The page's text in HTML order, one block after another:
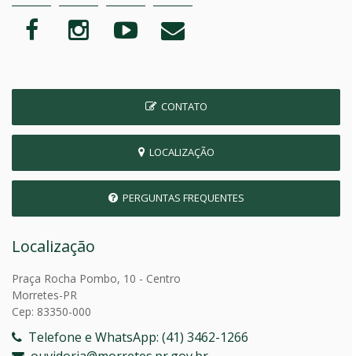
CONTATO
LOCALIZAÇÃO
PERGUNTAS FREQUENTES
Localização
Praça Rocha Pombo, 10 - Centro
Morretes-PR
Cep: 83350-000
Telefone e WhatsApp: (41) 3462-1266